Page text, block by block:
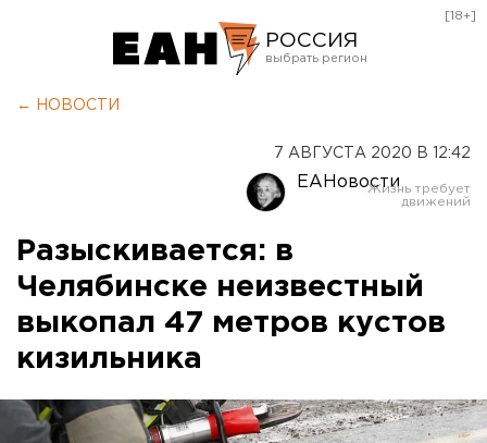
РОССИЯ
Оренбург
[18+]
← НОВОСТИ
7 АВГУСТА 2020 В 12:42
ЕАНовости
Разыскивается: в
Челябинске неизвестный
выкопал 47 метров кустов
кизильника